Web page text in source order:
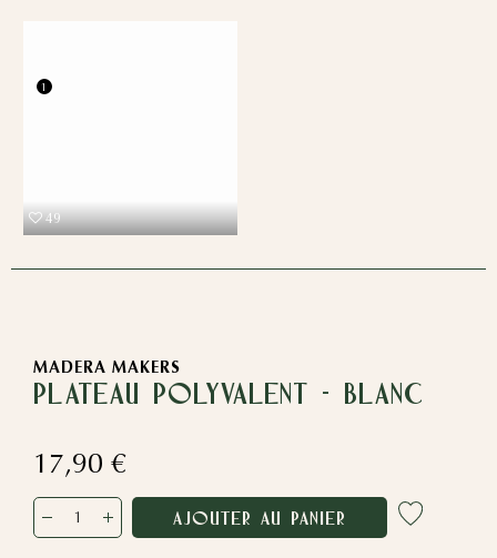
1
49
MADERA MAKERS
PLATEAU POLYVALENT - Blanc
17,90 €
AJOUTER AU PANIER